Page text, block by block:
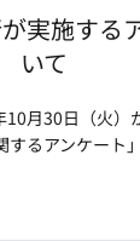
実施する
いて
月30日（火）
るアンケート